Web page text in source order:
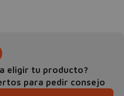
eligir tu producto?
para pedir consejo